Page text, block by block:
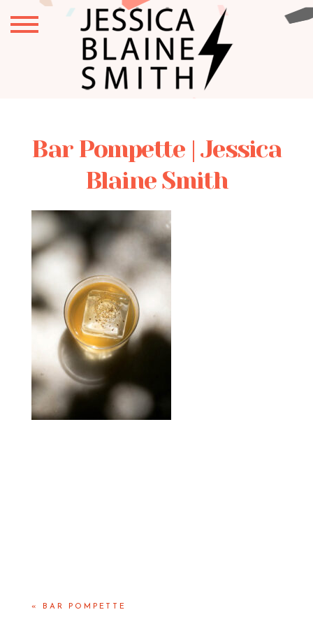
Bar Pompette | Jessica
Blaine Smith
« BAR POMPETTE